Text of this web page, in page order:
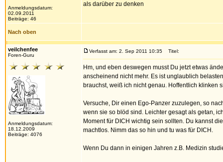
Anmeldungsdatum:
02.09.2011
Beiträge: 46
als darüber zu denken
Nach oben
veilchenfee
Foren-Guru
Anmeldungsdatum:
18.12.2009
Beiträge: 4076
Verfasst am: 2. Sep 2011 10:35 Titel:
Hm, und eben deswegen musst Du jetzt etwas
anscheinend nicht mehr. Es ist unglaublich
brauchst, weiß ich nicht genau. Hoffentlich klinken
Versuche, Dir einen Ego-Panzer zuzulegen, so
wenn sie so blöd sind. Leichter gesagt als getan,
Moment für DICH wichtig sein sollten. Du kannst
machtlos. Nimm das so hin und tu was für DICH.
Wenn Du dann in einigen Jahren z.B. Medizin